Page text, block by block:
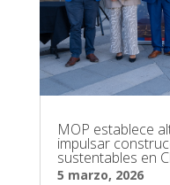
MOP establece
impulsar
sustentables en
5 marzo, 2026